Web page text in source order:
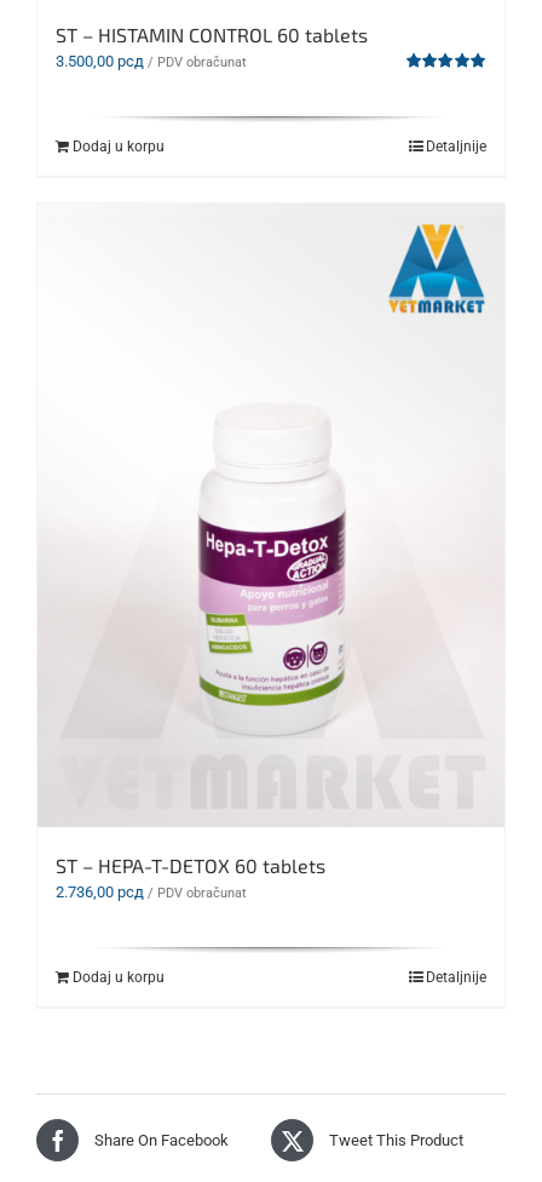
ST – HISTAMIN CONTROL 60 tablets
3.500,00 рсд / PDV obračunat
Dodaj u korpu Detaljnije
ST – HEPA-T-DETOX 60 tablets
2.736,00 рсд / PDV obračunat
Dodaj u korpu Detaljnije
Share On Facebook Tweet This Product